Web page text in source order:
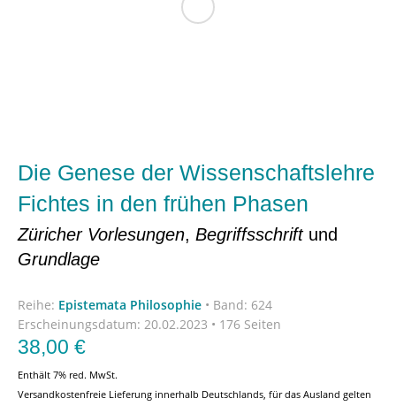
Die Genese der Wissenschaftslehre
Fichtes in den frühen Phasen
Züricher Vorlesungen, Begriffsschriftund
Grundlage
Reihe: Epistemata Philosophie • Band: 624
Erscheinungsdatum: 20.02.2023 • 176 Seiten
38,00 €
Enthält 7% red. MwSt.
Versandkostenfreie Lieferung innerhalb Deutschlands, für das Ausland gelten